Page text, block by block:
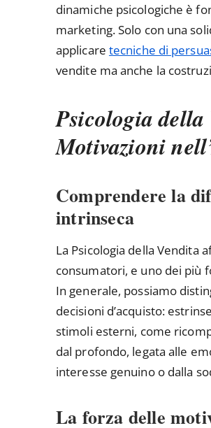
dinamiche psicologiche è
marketing. Solo con una
applicare tecniche di
vendite ma anche la
Psicologia
Motivazioni
Comprendere la
intrinseca
La Psicologia della Vendita
consumatori, e uno dei più
In generale, possiamo
decisioni d’acquisto:
stimoli esterni, come
dal profondo, legata alle
interesse genuino o dalla
La forza delle